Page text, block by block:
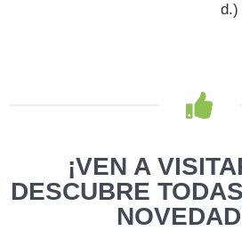
d.)
¡VEN A
DESCUBRE